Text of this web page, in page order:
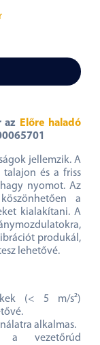
az
Előre haladó
jellemzik. A
talajon és a friss
nyomot. Az
a
kialakítani. A
produkál,
lehetővé.
(< 5 m/s²)
alkalmas.
a vezetőrúd